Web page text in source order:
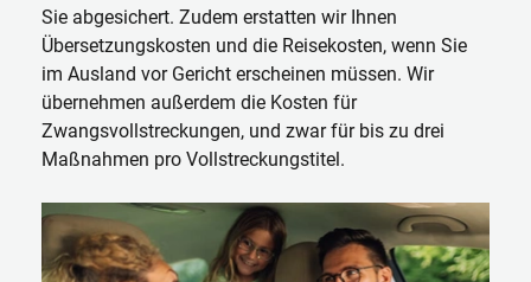
Sie abgesichert. Zudem erstatten wir Ihnen
Übersetzungskosten und die Reisekosten, wenn Sie
im Ausland vor Gericht erscheinen müssen. Wir
übernehmen außerdem die Kosten für
Zwangsvollstreckungen, und zwar für bis zu drei
Maßnahmen pro Vollstreckungstitel.